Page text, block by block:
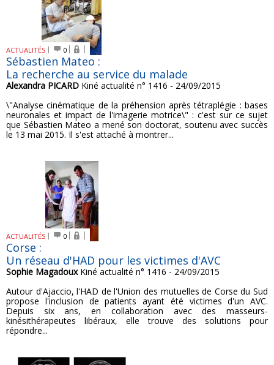
ACTUALITÉS 0
Sébastien Mateo :
La recherche au service du malade
Alexandra PICARD Kiné actualité n° 1416 - 24/09/2015
\"Analyse cinématique de la préhension après tétraplégie : bases
neuronales et impact de l'imagerie motrice\" : c'est sur ce sujet
que Sébastien Mateo a mené son doctorat, soutenu avec succès
le 13 mai 2015. Il s'est attaché à montrer...
ACTUALITÉS 0
Corse :
Un réseau d'HAD pour les victimes d'AVC
Sophie MagadouxKiné actualité n° 1416 - 24/09/2015
Autour d'Ajaccio, l'HAD de l'Union des mutuelles de Corse du Sud
propose l'inclusion de patients ayant été victimes d'un AVC.
Depuis six ans, en collaboration avec des masseurs-
kinésithérapeutes libéraux, elle trouve des solutions pour
répondre...